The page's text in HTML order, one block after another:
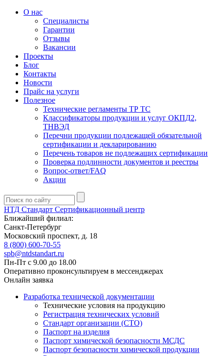
О нас
Специалисты
Гарантии
Отзывы
Вакансии
Проекты
Блог
Контакты
Новости
Прайс на услуги
Полезное
Технические регламенты ТР ТС
Классификаторы продукции и услуг ОКПД2,
ТНВЭД
Перечни продукции подлежащей обязательной
сертификации и декларированию
Перечень товаров не подлежащих сертификации
Проверка подлинности документов и реестры
Вопрос-ответ/FAQ
Акции
НТД Стандарт Сертификационный центр
Ближайший филиал:
Санкт-Петербург
Московский проспект, д. 18
8 (800) 600-70-55
spb@ntdstandart.ru
Пн-Пт с 9.00 до 18.00
Оперативно проконсультируем в мессенджерах
Онлайн заявка
Разработка технической документации
Технические условия на продукцию
Регистрация технических условий
Стандарт организации (СТО)
Паспорт на изделия
Паспорт химической безопасности МСДС
Паспорт безопасности химической продукции